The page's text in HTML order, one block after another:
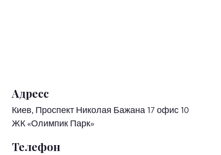
Адресс
Киев, Проспект Николая Бажана 17 офис 10
ЖК «Олимпик Парк»
Телефон